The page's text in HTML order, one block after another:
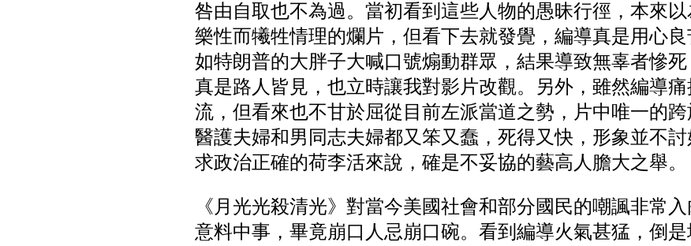
咎由自取也不為過。當初看到這些人物的愚昧行徑，本來
樂性而犧牲情理的爛片，但看下去就發覺，編導真是用心
如特朗普的大胖子大喊口號煽動群眾，結果導致無辜者慘
真是路人皆見，也立時讓我對影片改觀。另外，雖然編導
流，但看來也不甘於屈從目前左派當道之勢，片中唯一的
醫護夫婦和男同志夫婦都又笨又蠢，死得又快，形象並不
求政治正確的荷李活來說，確是不妥協的藝高人膽大之舉。
《月光光殺清光》對當今美國社會和部分國民的嘲諷非常
意料中事，畢竟崩口人忌崩口碗。看到編導火氣甚猛，倒